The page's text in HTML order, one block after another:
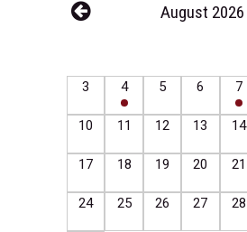
August 2026
3 4 5 6 7
10 11 12 13 14
17 18 19 20 21
24 25 26 27 28